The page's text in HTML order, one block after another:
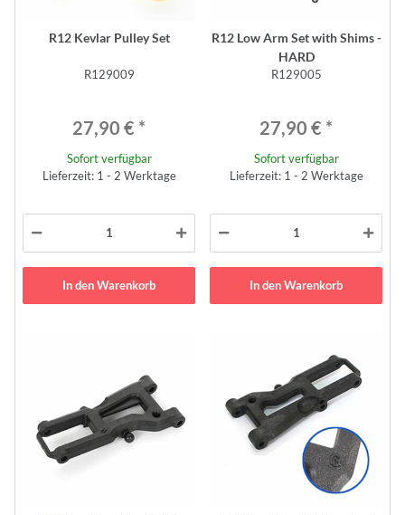
R12 Kevlar Pulley Set
R129009
27,90 € *
Sofort verfügbar
Lieferzeit: 1 - 2 Werktage
In den Warenkorb
R12 Low Arm Set with Shims -
HARD
R129005
27,90 € *
Sofort verfügbar
Lieferzeit: 1 - 2 Werktage
In den Warenkorb